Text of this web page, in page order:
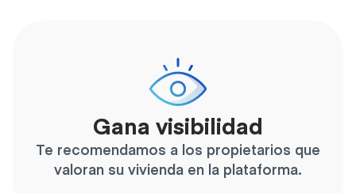
Gana visibilidad
Te recomendamos a los propietarios que
valoran su vivienda en la plataforma.